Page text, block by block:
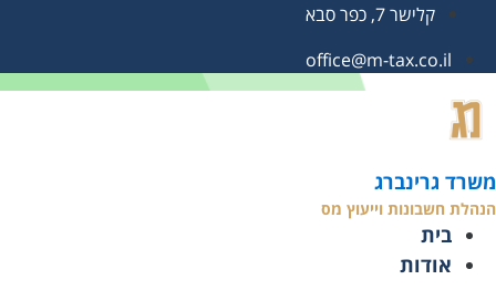
קלישר 7, כפר סבא
office@m-tax.co.il
משרד גרינברג
הנהלת חשבונות וייעוץ מס
בית
אודות
עמוד הבית
הצהרת הון ראשונה
זמן קריאה: 9 דקות
תאריך עדכון אחרון: 28/06/2026